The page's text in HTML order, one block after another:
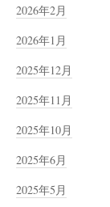
2026年2月
2026年1月
2025年12月
2025年11月
2025年10月
2025年6月
2025年5月